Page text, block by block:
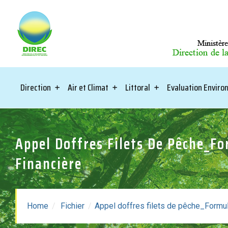
Direction Air et Climat Littoral Evaluation
Appel Doffres Filets De
Financière
Home Fichier Appel doffres filets de
Appel Doffres Filets De